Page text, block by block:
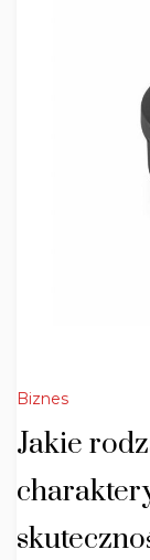
Biznes
Jakie